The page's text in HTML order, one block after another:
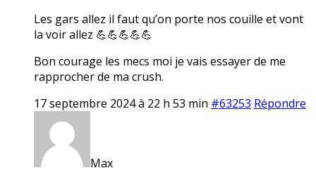
Les gars allez il faut qu’on porte nos couille et vont
la voir allez 💪💪💪💪💪
Bon courage les mecs moi je vais essayer de me
rapprocher de ma crush.
17 septembre 2024 à 22 h 53 min #63253 Répondre
Max